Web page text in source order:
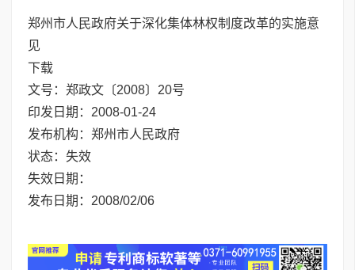
郑州市人民政府关于深化集体林权制度改革的实施意
见
下载
文号： 郑政文〔2008〕20号
印发日期： 2008-01-24
发布机构： 郑州市人民政府
状态： 失效
失效日期：
发布日期： 2008/02/06